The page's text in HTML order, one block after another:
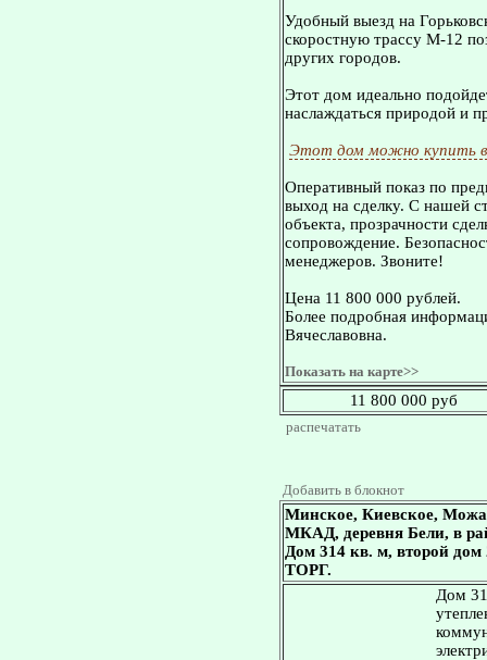
Удобный выезд на
скоростную трассу М-12
других городов.
Этот дом идеально
наслаждаться природой и
Этот дом можно купить
Оперативный показ по
выход на сделку. С нашей
объекта, прозрачности
сопровождение.
менеджеров. Звоните!
Цена 11 800 000 рублей.
Более подробная
Вячеславовна.
Показать на карте>>
11 800 000 руб
распечатать
Добавить в блокнот
Минское, Киевское,
МКАД, деревня Бели, в
Дом 314 кв. м, второй
ТОРГ.
Дом